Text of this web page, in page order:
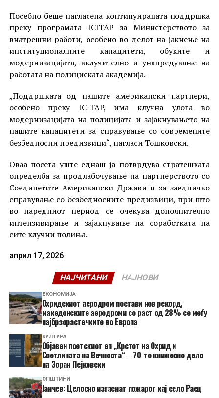
Посебно беше нагласена континуираната поддршка
преку програмата ICITAP за Министерството за
внатрешни работи, особено во делот на јакнење на
институционалните капацитети, обуките и
модернизацијата, вклучително и унапредување на
работата на полициската академија.
„Поддршката од нашите американски партнери,
особено преку ICITAP, има клучна улога во
модернизацијата на полицијата и зајакнувањето на
нашите капацитети за справување со современите
безбедносни предизвици“, нагласи Тошковски.
Оваа посета уште еднаш ја потврдува стратешката
определба за продлабочување на партнерството со
Соединетите Американски Држави и за заедничко
справување со безбедносните предизвици, при што
во наредниот период се очекува дополнително
интензивирање и зајакнување на соработката на
сите клучни полиња.
април 17, 2026
НАЈЧИТАНИ НАЈНОВИ
ЕКОНОМИЈА
Охридскиот аеродром постави нов рекорд,
македонските аеродроми со раст од 28% се меѓу
најбрзорастечките во Европа
КУЛТУРА
Објавен поетскиот еп „Крстот на Охрид и
Светлината на Вечноста“ – 70-то книжевно дело
на Зоран Пејковски
ОПШТИНИ
Јанчев: Целосно изгаснат пожарот кај село Раец